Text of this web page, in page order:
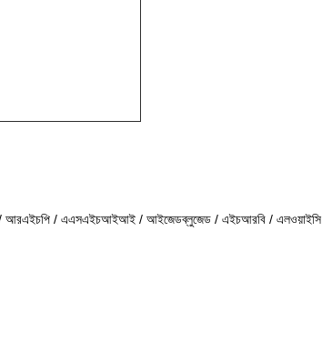
আরএইচপি / এএসএইচআইআই / আইজেডব্লুজেড / এইচআরবি / এলওয়াইসি